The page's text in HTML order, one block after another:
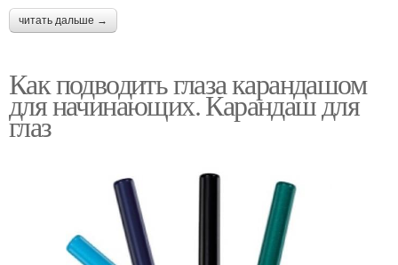
читать дальше →
Как подводить глаза карандашом
для начинающих. Карандаш для
глаз